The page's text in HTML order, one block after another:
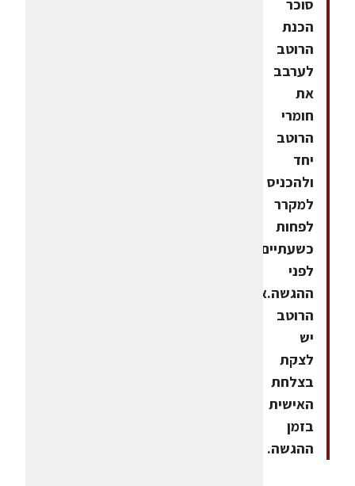
סוכר
הכנת
הרוטב
לערבב
את
חומרי
הרוטב
יחד
ולהכניס
למקרר
לפחות
כשעתיים
לפני
ההגשה.את
הרוטב
יש
לצקת
בצלחת
האישית
בזמן
ההגשה.